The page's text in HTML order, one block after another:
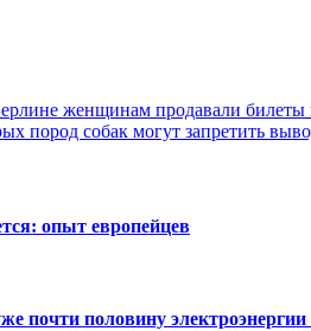
женщинам продавали
пород собак могут запретить
опыт европейцев
почти половину